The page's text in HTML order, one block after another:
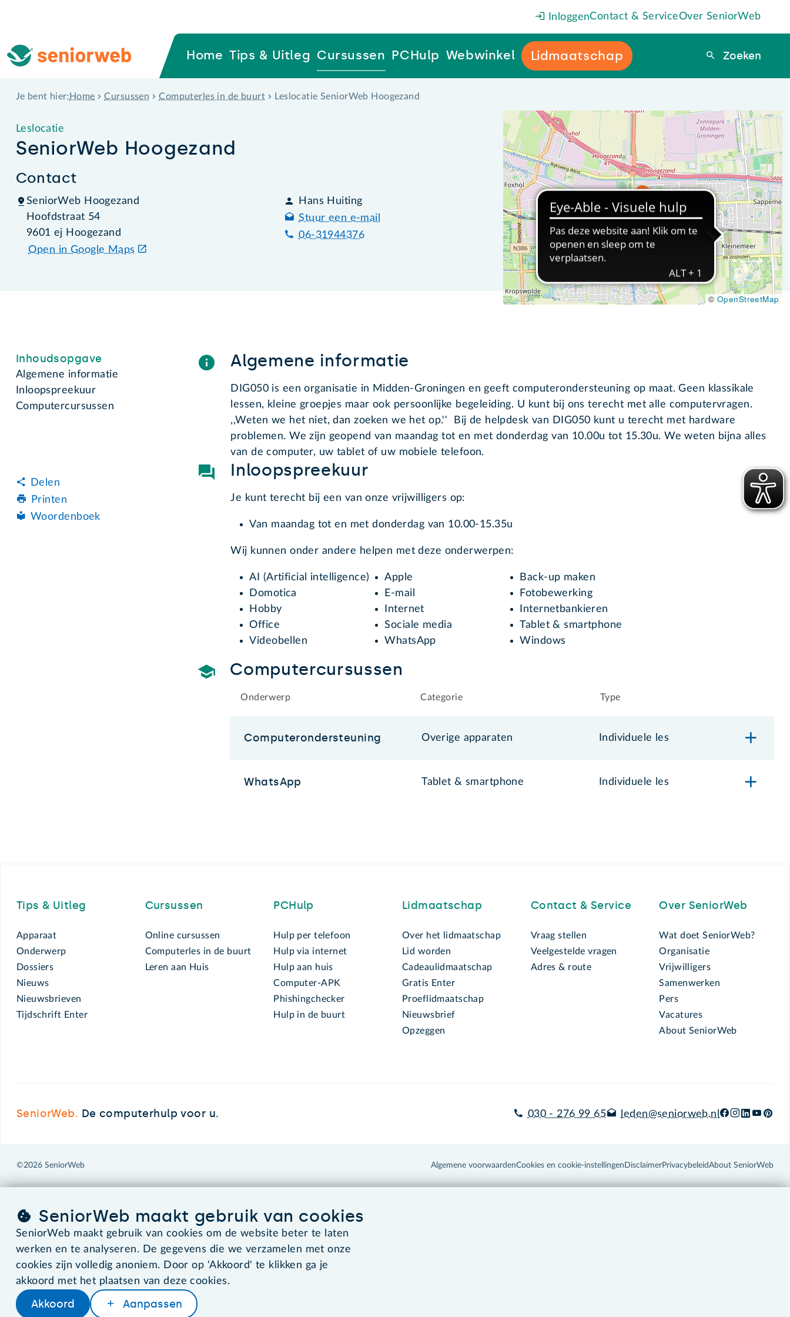
InloggenContact & ServiceOver SeniorWeb
Home Tips & Uitleg Cursussen PCHulp Webwinkel Lidmaatschap Zoeken
Zoeken
Je bent hier: Home Cursussen Computerles in de buurt Leslocatie SeniorWeb Hoogezand
Leslocatie
SeniorWeb Hoogezand
Contact
SeniorWeb Hoogezand
Hoofdstraat 54
9601 ej Hoogezand
Open in Google Maps
Hans Huiting
Stuur een e-mail
06-31944376
©OpenStreetMap
Inhoudsopgave
Algemene informatie
Inloopspreekuur
Computercursussen
Delen
Printen
Woordenboek
Algemene informatie
DIG050 is een organisatie in Midden-Groningen en geeft computerondersteuning op maat. Geen klassikale
lessen, kleine groepjes maar ook persoonlijke begeleiding. U kunt bij ons terecht met alle computervragen.
,,Weten we het niet, dan zoeken we het op.'' Bij de helpdesk van DIG050 kunt u terecht met hardware
problemen. We zijn geopend van maandag tot en met donderdag van 10.00u tot 15.30u. We weten bijna alles
van de computer, uw tablet of uw mobiele telefoon.
Inloopspreekuur
Je kunt terecht bij een van onze vrijwilligers op:
Van maandag tot en met donderdag van 10.00-15.35u
Wij kunnen onder andere helpen met deze onderwerpen:
AI (Artificial intelligence) Apple
Back-up maken
Domotica
E-mail
Fotobewerking
Hobby
Internet
Internetbankieren
Office
Sociale media
Tablet & smartphone
Videobellen
WhatsApp Windows
Computercursussen
Onderwerp Categorie Type
Computerondersteuning Overige apparaten Individuele les
WhatsApp Tablet & smartphone Individuele les
Tips & Uitleg
Apparaat
Onderwerp
Dossiers
Nieuws
Nieuwsbrieven
Tijdschrift Enter
Cursussen
Online cursussen
Computerles in de buurt
Leren aan Huis
PCHulp
Hulp per telefoon
Hulp via internet
Hulp aan huis
Computer-APK
Phishingchecker
Hulp in de buurt
Lidmaatschap
Over het lidmaatschap
Lid worden
Cadeaulidmaatschap
Gratis Enter
Proeflidmaatschap
Nieuwsbrief
Opzeggen
Contact & Service
Vraag stellen
Veelgestelde vragen
Adres & route
Over SeniorWeb
Wat doet SeniorWeb?
Organisatie
Vrijwilligers
Samenwerken
Pers
Vacatures
About SeniorWeb
SeniorWeb. De computerhulp voor u. 030 - 276 99 65 leden@seniorweb.nl
©2026 SeniorWeb Algemene voorwaardenCookies en cookie-instellingen DisclaimerPrivacybeleidAbout SeniorWeb
SeniorWeb maakt gebruik van cookies
SeniorWeb maakt gebruik van cookies om de website beter te laten
werken en te analyseren. De gegevens die we verzamelen met onze
cookies zijn volledig anoniem. Door op 'Akkoord' te klikken ga je
akkoord met het plaatsen van deze cookies.
Akkoord Aanpassen